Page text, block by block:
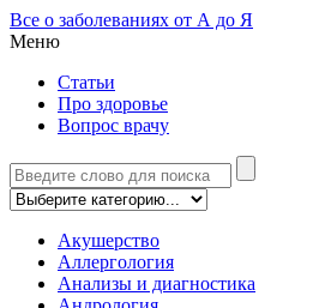
Все о заболеваниях от А до Я
Меню
Статьи
Про здоровье
Вопрос врачу
Акушерство
Аллергология
Анализы и диагностика